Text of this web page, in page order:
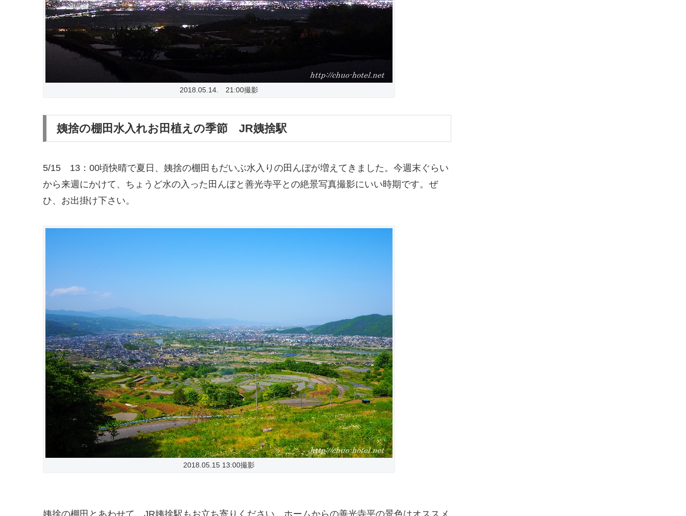
2018.05.14. 21:00撮影
姨捨の棚田水入れお田植えの季節 JR姨捨駅
5/15 13：00頃快晴で夏日、姨捨の棚田もだいぶ水入りの田んぼが増えてきました。今週末ぐらい
から来週にかけて、ちょうど水の入った田んぼと善光寺平との絶景写真撮影にいい時期です。ぜ
ひ、お出掛け下さい。
2018.05.15 13:00撮影
姨捨の棚田とあわせて、JR姨捨駅もお立ち寄りください。ホームからの善光寺平の景色はオススメ